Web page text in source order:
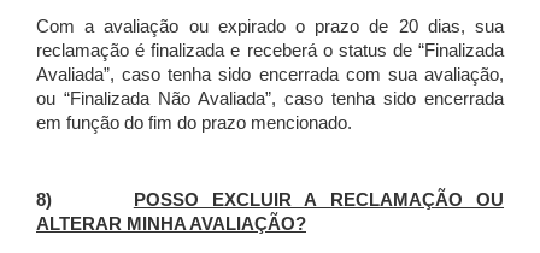
Com a avaliação ou expirado o prazo de 20 dias, sua
reclamação é finalizada e receberá o status de “Finalizada
Avaliada”, caso tenha sido encerrada com sua avaliação,
ou “Finalizada Não Avaliada”, caso tenha sido encerrada
em função do fim do prazo mencionado.
8)
POSSO EXCLUIR A RECLAMAÇÃO OU
ALTERAR MINHA AVALIAÇÃO?